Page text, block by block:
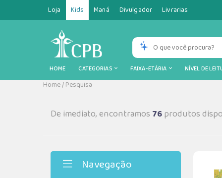
Loja Kids Maná Divulgador Livrarias
HOME CATEGORIAS FAIXA-ETÁRIA NÍVEL DE
Home/Pesquisa
De imediato, encontramos 76produtos
Navegação